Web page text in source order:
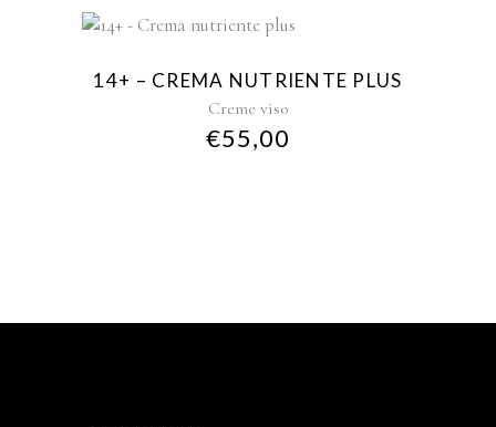
14+ – CREMA NUTRIENTE PLUS
Creme viso
€55,00